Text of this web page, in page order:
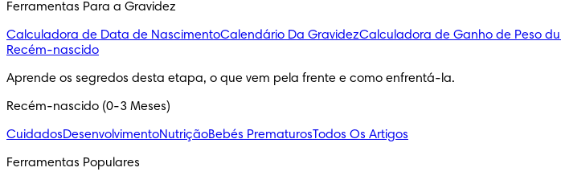
Ferramentas Para a Gravidez
Calculadora de Data de NascimentoCalendário Da GravidezCalculadora de Ganho de Peso
Recém-nascido
Aprende os segredos desta etapa, o que vem pela frente e como enfrentá-la.
Recém-nascido (0-3 Meses)
CuidadosDesenvolvimentoNutriçãoBebés PrematurosTodos Os Artigos
Ferramentas Populares